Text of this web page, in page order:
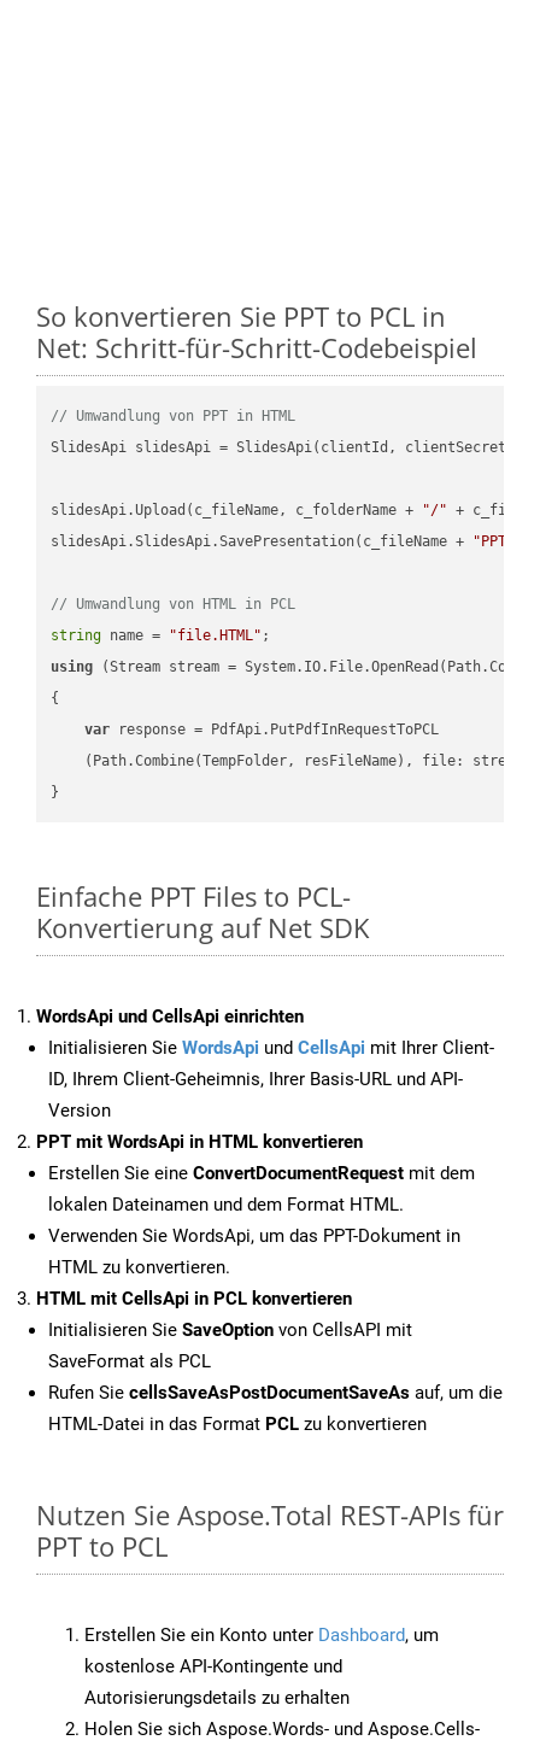
So konvertieren Sie PPT to PCL in
Net: Schritt-für-Schritt-Codebeispiel
// Umwandlung von PPT in HTML
SlidesApi slidesApi = SlidesApi(clientId, clientSecret);
slidesApi.Upload(c_fileName, c_folderName + "/" +
slidesApi.SlidesApi.SavePresentation(c_fileName +
"PPT"
// Umwandlung von HTML in PCL
string name = "file.HTML"
using (Stream stream =
{
var response = PdfApi.PutPdfInRequestToPCL
    (Path.Combine(TempFolder, resFileName), file: stream);
Einfache PPT Files to PCL-
Konvertierung auf Net SDK
WordsApi und CellsApi einrichten
Initialisieren Sie WordsApi und CellsApi mit Ihrer Client-
ID, Ihrem Client-Geheimnis, Ihrer Basis-URL und API-
Version
PPT mit WordsApi in HTML konvertieren
Erstellen Sie eine ConvertDocumentRequest mit dem
lokalen Dateinamen und dem Format HTML.
Verwenden Sie WordsApi, um das PPT-Dokument in
HTML zu konvertieren.
HTML mit CellsApi in PCL konvertieren
Initialisieren Sie SaveOption von CellsAPI mit
SaveFormat als PCL
Rufen Sie cellsSaveAsPostDocumentSaveAs auf, um die
HTML-Datei in das Format PCL zu konvertieren
Nutzen Sie Aspose.Total REST-APIs für
PPT to PCL
Erstellen Sie ein Konto unter Dashboard, um
kostenlose API-Kontingente und
Autorisierungsdetails zu erhalten
Holen Sie sich Aspose.Words- und Aspose.Cells-